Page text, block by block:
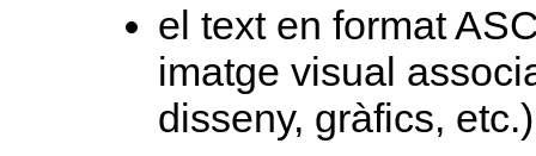
el text en format
imatge visual
disseny, gràfics, etc.)